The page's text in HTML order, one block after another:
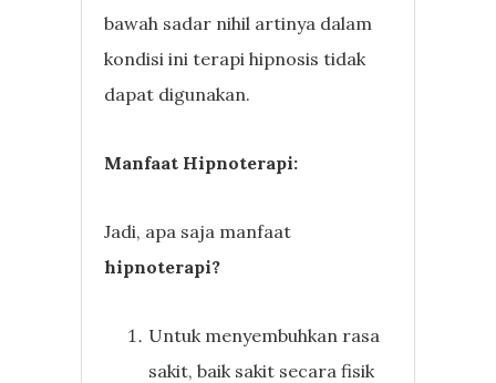
bawah sadar nihil artinya dalam
kondisi ini terapi hipnosis tidak
dapat digunakan.
Manfaat Hipnoterapi:
Jadi, apa saja manfaat
hipnoterapi?
Untuk menyembuhkan rasa
sakit, baik sakit secara fisik